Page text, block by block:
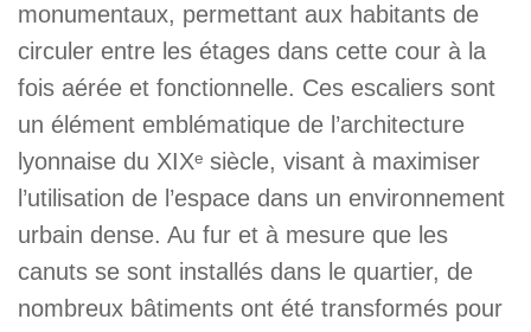
monumentaux, permettant aux habitants de
circuler entre les étages dans cette cour à la
fois aérée et fonctionnelle. Ces escaliers sont
un élément emblématique de l’architecture
lyonnaise du XIXᵉ siècle, visant à maximiser
l’utilisation de l’espace dans un environnement
urbain dense. Au fur et à mesure que les
canuts se sont installés dans le quartier, de
nombreux bâtiments ont été transformés pour